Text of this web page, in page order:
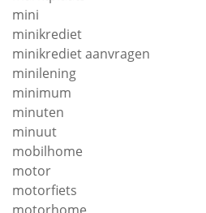
mini
minikrediet
minikrediet aanvragen
minilening
minimum
minuten
minuut
mobilhome
motor
motorfiets